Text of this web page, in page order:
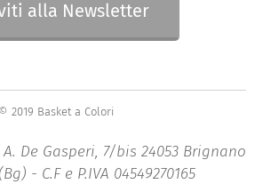
alla Newsletter
© 2019 Basket a Colori
De Gasperi, 7/bis 24053 Brignano
- C.F e P.IVA 04549270165